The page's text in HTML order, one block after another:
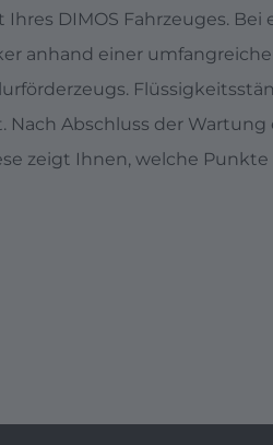
Ihres DIMOS Fahrzeuges.
anhand einer
Nach Abschluss der
zeigt Ihnen, welche